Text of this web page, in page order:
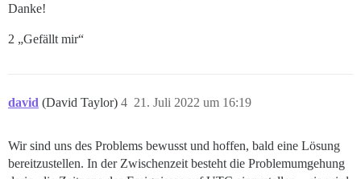
Danke!
2 „Gefällt mir“
david (David Taylor) 21. Juli 2022 um 16:19
4
Wir sind uns des Problems bewusst und hoffen, bald eine Lösung
bereitzustellen. In der Zwischenzeit besteht die Problemumgehung